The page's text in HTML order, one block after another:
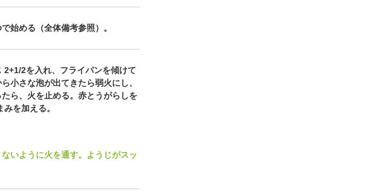
始める（全体備考参照）。
2を入れ、フライパンを傾けて
小さな泡が出てきたら弱火にし、
ら、火を止める。赤とうがらしを
を加える。
いように火を通す。ようじがスッ